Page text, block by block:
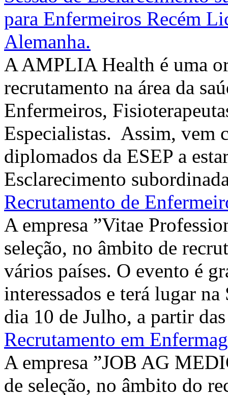
para Enfermeiros Recém
Alemanha.
A AMPLIA Health é uma
recrutamento na área da
Enfermeiros,
Especialistas. Assim, vem
diplomados da ESEP a
Esclarecimento
Recrutamento de
A empresa ”Vitae
seleção, no âmbito de
vários países. O evento é
interessados e terá lugar
dia 10 de Julho, a partir
Recrutamento em
A empresa ”JOB AG
de seleção, no âmbito do